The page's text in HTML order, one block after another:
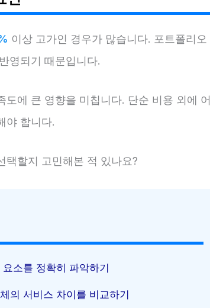
이상 고가인 경우가 많습니다. 포트폴리오
영되기 때문입니다.
에 큰 영향을 미칩니다. 단순 비용 외에 어
야 합니다.
택할지 고민해본 적 있나요?
소를 정확히 파악하기
의 서비스 차이를 비교하기